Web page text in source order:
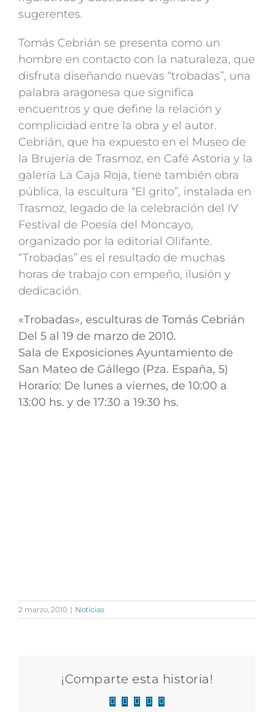
sugerentes.
Tomás Cebrián se presenta como un
hombre en contacto con la naturaleza, que
disfruta diseñando nuevas “trobadas”, una
palabra aragonesa que significa
encuentros y que define la relación y
complicidad entre la obra y el autor.
Cebrián, que ha expuesto en el Museo de
la Brujería de Trasmoz, en Café Astoria y la
galería La Caja Roja, tiene también obra
pública, la escultura “El grito”, instalada en
Trasmoz, legado de la celebración del IV
Festival de Poesía del Moncayo,
organizado por la editorial Olifante.
“Trobadas” es el resultado de muchas
horas de trabajo con empeño, ilusión y
dedicación.
«Trobadas», esculturas de Tomás Cebrián
Del 5 al 19 de marzo de 2010.
Sala de Exposiciones Ayuntamiento de
San Mateo de Gállego (Pza. España, 5)
Horario: De lunes a viernes, de 10:00 a
13:00 hs. y de 17:30 a 19:30 hs.
2 marzo, 2010 | Noticias
¡Comparte esta historia!
Facebook
X LinkedIn
WhatsApp
Correo